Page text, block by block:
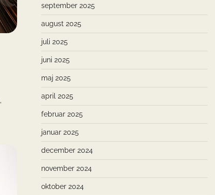
september 2025
august 2025
juli 2025
juni 2025
maj 2025
april 2025
februar 2025
januar 2025
december 2024
november 2024
oktober 2024